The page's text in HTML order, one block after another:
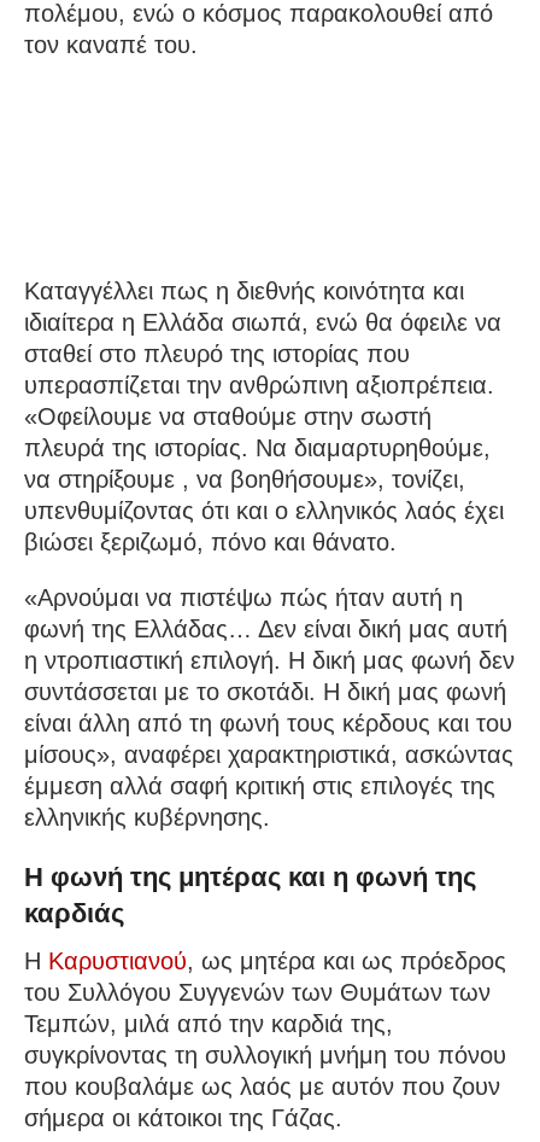
πολέμου, ενώ ο κόσμος παρακολουθεί από
τον καναπέ του.
Καταγγέλλει πως η διεθνής κοινότητα και
ιδιαίτερα η Ελλάδα σιωπά, ενώ θα όφειλε να
σταθεί στο πλευρό της ιστορίας που
υπερασπίζεται την ανθρώπινη αξιοπρέπεια.
«Οφείλουμε να σταθούμε στην σωστή
πλευρά της ιστορίας. Να διαμαρτυρηθούμε,
να στηρίξουμε , να βοηθήσουμε», τονίζει,
υπενθυμίζοντας ότι και ο ελληνικός λαός έχει
βιώσει ξεριζωμό, πόνο και θάνατο.
«Αρνούμαι να πιστέψω πώς ήταν αυτή η
φωνή της Ελλάδας… Δεν είναι δική μας αυτή
η ντροπιαστική επιλογή. Η δική μας φωνή δεν
συντάσσεται με το σκοτάδι. Η δική μας φωνή
είναι άλλη από τη φωνή τους κέρδους και του
μίσους», αναφέρει χαρακτηριστικά, ασκώντας
έμμεση αλλά σαφή κριτική στις επιλογές της
ελληνικής κυβέρνησης.
Η φωνή της μητέρας και η φωνή της
καρδιάς
Η Καρυστιανού, ως μητέρα και ως πρόεδρος
του Συλλόγου Συγγενών των Θυμάτων των
Τεμπών, μιλά από την καρδιά της,
συγκρίνοντας τη συλλογική μνήμη του πόνου
που κουβαλάμε ως λαός με αυτόν που ζουν
σήμερα οι κάτοικοι της Γάζας.